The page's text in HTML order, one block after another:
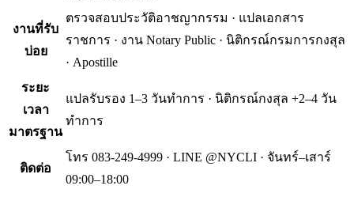
งานที่รับ
บ่อย
ตรวจสอบประวัติอาชญากรรม · แปลเอกสาร
ราชการ · งาน Notary Public · นิติกรณ์กรมการกงสุล
· Apostille
ระยะ
เวลา
มาตรฐาน
แปลรับรอง 1–3 วันทำการ · นิติกรณ์กงสุล +2–4 วัน
ทำการ
ติดต่อ
โทร 083-249-4999 · LINE @NYCLI · จันทร์–เสาร์
09:00–18:00